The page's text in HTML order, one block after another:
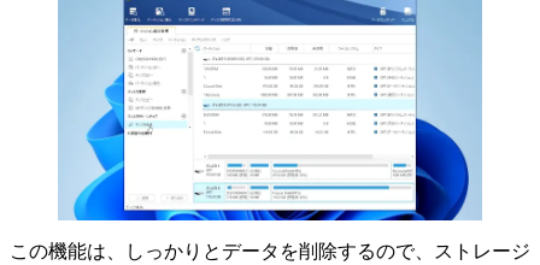
この機能は、しっかりとデータを削除するので、ストレージ